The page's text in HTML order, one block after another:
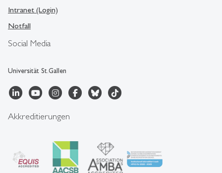
Social Media
Universität St.Gallen
Intranet (Login)
Notfall
Akkreditierungen